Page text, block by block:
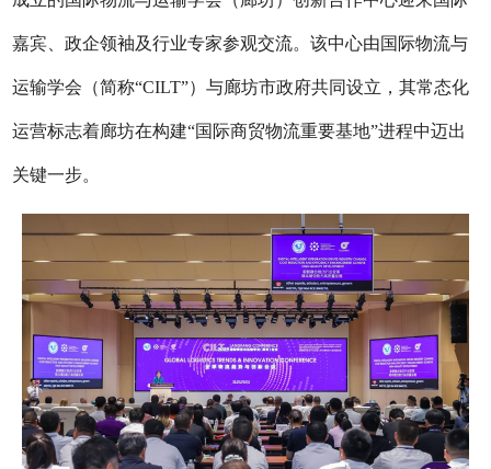
嘉宾、政企领袖及行业专家参观交流。该中心由国际物流与
运输学会（简称“CILT”）与廊坊市政府共同设立，其常态化
运营标志着廊坊在构建“国际商贸物流重要基地”进程中迈出
关键一步。